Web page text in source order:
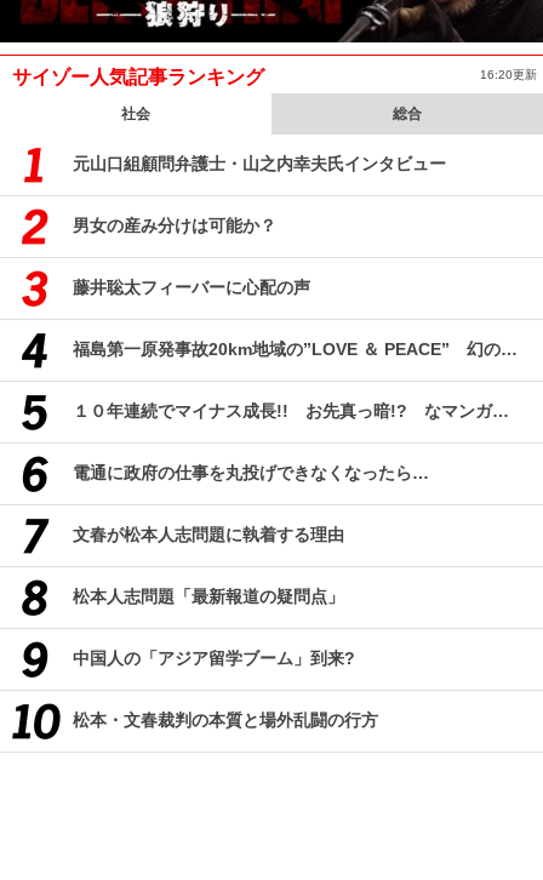
サイゾー人気記事ランキング 16:20更新
社会 総合
元山口組顧問弁護士・山之内幸夫氏インタビュー
男女の産み分けは可能か？
藤井聡太フィーバーに心配の声
福島第一原発事故20km地域の”LOVE ＆ PEACE” 幻のコミューン「獏原人村」の現在
１０年連続でマイナス成長!! お先真っ暗!? なマンガ産業研究
電通に政府の仕事を丸投げできなくなったら…
文春が松本人志問題に執着する理由
松本人志問題「最新報道の疑問点」
中国人の「アジア留学ブーム」到来?
松本・文春裁判の本質と場外乱闘の行方